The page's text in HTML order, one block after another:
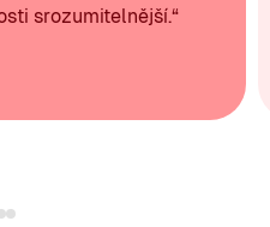
srozumitelnější.“